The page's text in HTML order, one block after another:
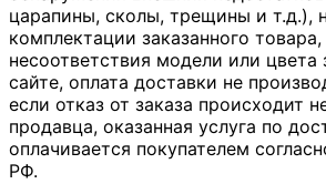
царапины, сколы, трещины и т.д.),
комплектации заказанного
несоответствия модели или цвета
сайте, оплата доставки не
если отказ от заказа происходит
продавца, оказанная услуга по
оплачивается покупателем
РФ.